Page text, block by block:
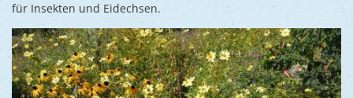
für Insekten und Eidechsen.